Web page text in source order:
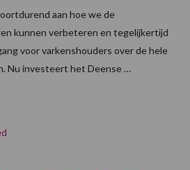
aan hoe we de
kunnen verbeteren en tegelijkertijd
voor varkenshouders over de hele
Nu investeert het Deense …